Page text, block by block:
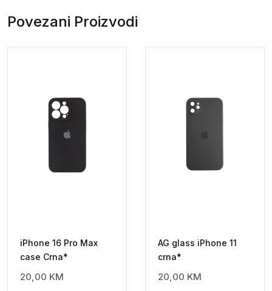
quantity
Povezani Proizvodi
iPhone 16 Pro Max
case Crna*
20,00 KM
AG glass iPhone 11
crna*
20,00 KM